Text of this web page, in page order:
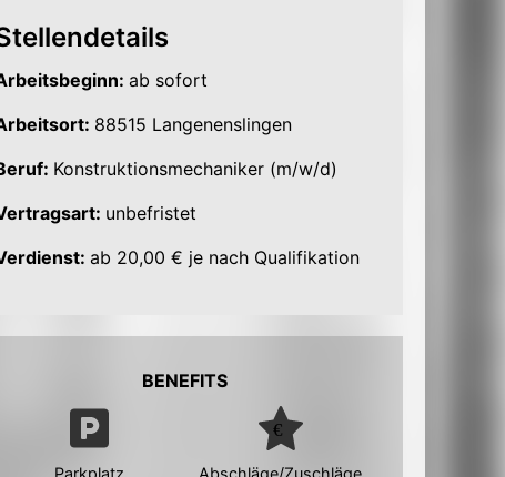
ab sofort
88515 Langenenslingen
Konstruktionsmechaniker (m/w/d)
unbefristet
ab 20,00 € je nach Qualifikation
BENEFITS
Parkplatz Abschläge/Zuschläge